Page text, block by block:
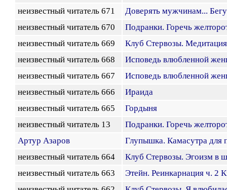
неизвестный читатель 671
Доверять мужчинам...
неизвестный читатель 670
Подранки. Горечь
неизвестный читатель 669
Клуб Стервозы. Медитация
неизвестный читатель 668
Исповедь влюбленной
неизвестный читатель 667
Исповедь влюбленной
неизвестный читатель 666
Ираида
неизвестный читатель 665
Гордыня
неизвестный читатель 13
Подранки. Горечь
Артур Азаров
Глупышка. Камасутра для
неизвестный читатель 664
Клуб Стервозы. Эгоизм в
неизвестный читатель 663
Этейн. Реинкарнация ч. 2